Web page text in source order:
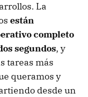
La
están
completo
segundos, y
tareas más
queramos y
desde un